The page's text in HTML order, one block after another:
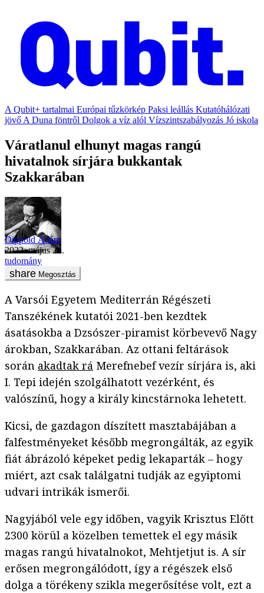
A Qubit+ tartalmai Európai tűzkörkép Paksi leállás Kutatóhálózati
jövő A Duna föntről Dolgok a víz alól Vízszintszabályozás Jó iskola
Váratlanul elhunyt magas rangú
hivatalnok sírjára bukkantak
Szakkarában
Dippold Ádám
2022. május 24.
tudomány
Megosztás
A Varsói Egyetem Mediterrán Régészeti
Tanszékének kutatói 2021-ben kezdtek
ásatásokba a Dzsószer-piramist körbevevő Nagy
árokban, Szakkarában. Az ottani feltárások
során akadtak rá Merefnebef vezír sírjára is, aki
I. Tepi idején szolgálhatott vezérként, és
valószínű, hogy a király kincstárnoka lehetett.
Kicsi, de gazdagon díszített masztabájában a
falfestményeket később megrongálták, az egyik
fiát ábrázoló képeket pedig lekaparták – hogy
miért, azt csak találgatni tudják az egyiptomi
udvari intrikák ismerői.
Nagyjából vele egy időben, vagyik Krisztus Előtt
2300 körül a közelben temettek el egy másik
magas rangú hivatalnokot, Mehtjetjut is. A sír
erősen megrongálódott, így a régészek első
dolga a törékeny szikla megerősítése volt, ezt a